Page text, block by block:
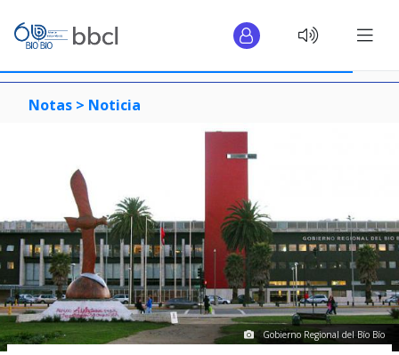
Notas > Noticia
Gobierno Regional del Bío Bío